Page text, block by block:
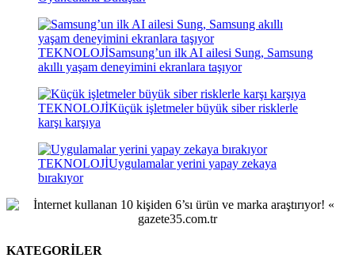
TEKNOLOJİSamsung’un ilk AI ailesi Sung, Samsung
akıllı yaşam deneyimini ekranlara taşıyor
TEKNOLOJİKüçük işletmeler büyük siber risklerle
karşı karşıya
TEKNOLOJİUygulamalar yerini yapay zekaya
bırakıyor
KATEGORİLER